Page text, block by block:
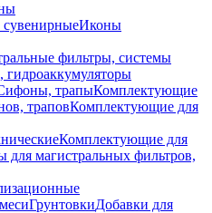
Иконы
фильтры, системы
гидроаккумуляторы
трапыКомплектующие
траповКомплектующие для
Комплектующие для
для магистральных фильтров,
ГрунтовкиДобавки для